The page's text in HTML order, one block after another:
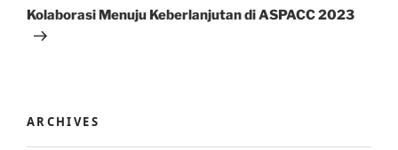
Post
Kolaborasi Menuju Keberlanjutan di ASPACC 2023
ARCHIVES